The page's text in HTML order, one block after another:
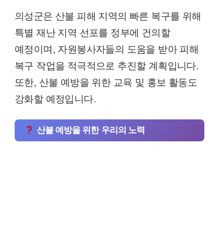
의성군은 산불 피해 지역의 빠른 복구를 위해
특별 재난 지역 선포를 정부에 건의할
예정이며, 자원봉사자들의 도움을 받아 피해
복구 작업을 적극적으로 추진할 계획입니다.
또한, 산불 예방을 위한 교육 및 홍보 활동도
강화할 예정입니다.
산불 예방을 위한 우리의 노력